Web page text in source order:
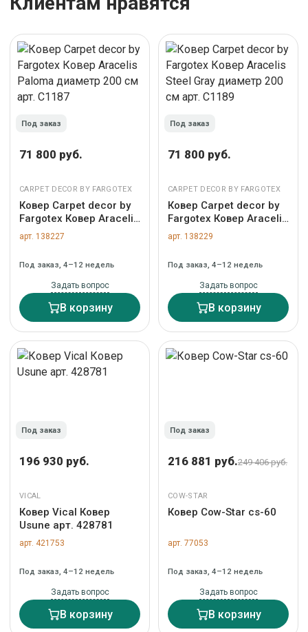
Под заказ
71 800 руб.
CARPET DECOR BY FARGOTEX
Ковер Carpet decor by
Fargotex Ковер Aracelis
Paloma диаметр 200
см арт. C1187
арт. 138227
Под заказ, 4–12 недель
Задать вопрос
В корзину
Под заказ
71 800 руб.
CARPET DECOR BY FARGOTEX
Ковер Carpet decor by
Fargotex Ковер Aracelis
Steel Gray диаметр 200
см арт. C1189
арт. 138229
Под заказ, 4–12 недель
Задать вопрос
В корзину
Под заказ
196 930 руб.
VICAL
Ковер Vical Ковер
Usune арт. 428781
арт. 421753
Под заказ, 4–12 недель
Задать вопрос
В корзину
Под заказ
216 881 руб.249 406 руб.
COW-STAR
Ковер Cow-Star cs-60
арт. 77053
Под заказ, 4–12 недель
Задать вопрос
В корзину